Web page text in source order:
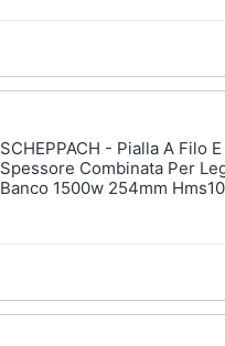
SCHEPPACH - Pialla A Filo E
Spessore Combinata Per
Banco 1500w 254mm